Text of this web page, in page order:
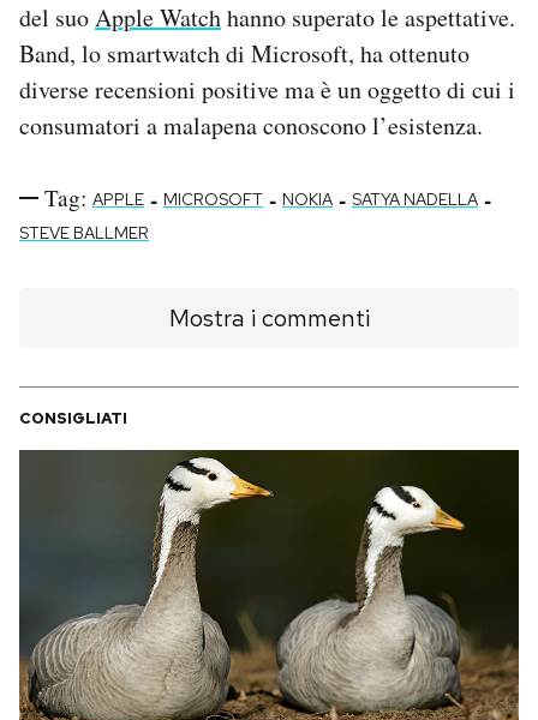
del suoApple Watchhanno superato le aspettative.
Band, lo smartwatch di Microsoft, ha ottenuto
diverse recensioni positive ma è un oggetto di cui i
consumatori a malapena conoscono l’esistenza.
Tag: APPLE - MICROSOFT - NOKIA - SATYA NADELLA -
STEVE BALLMER
Mostra i commenti
CONSIGLIATI